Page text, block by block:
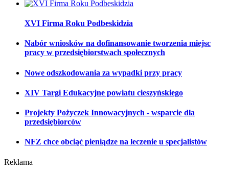
XVI Firma Roku Podbeskidzia
Nabór wniosków na dofinansowanie tworzenia miejsc
pracy w przedsiębiorstwach społecznych
Nowe odszkodowania za wypadki przy pracy
XIV Targi Edukacyjne powiatu cieszyńskiego
Projekty Pożyczek Innowacyjnych - wsparcie dla
przedsiębiorców
NFZ chce obciąć pieniądze na leczenie u specjalistów
Reklama